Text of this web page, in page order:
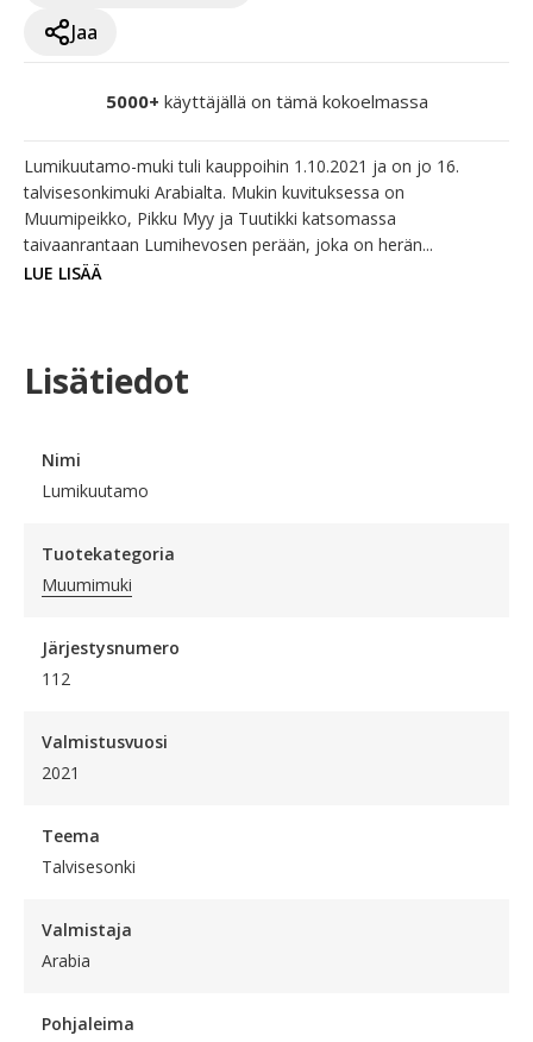
Jaa
5000+ käyttäjällä on tämä kokoelmassa
Lumikuutamo-muki tuli kauppoihin 1.10.2021 ja on jo 16.
talvisesonkimuki Arabialta. Mukin kuvituksessa on
Muumipeikko, Pikku Myy ja Tuutikki katsomassa
taivaanrantaan Lumihevosen perään, joka on herän...
LUE LISÄÄ
Lisätiedot
Nimi
Lumikuutamo
Tuotekategoria
Muumimuki
Järjestysnumero
112
Valmistusvuosi
2021
Teema
Talvisesonki
Valmistaja
Arabia
Pohjaleima